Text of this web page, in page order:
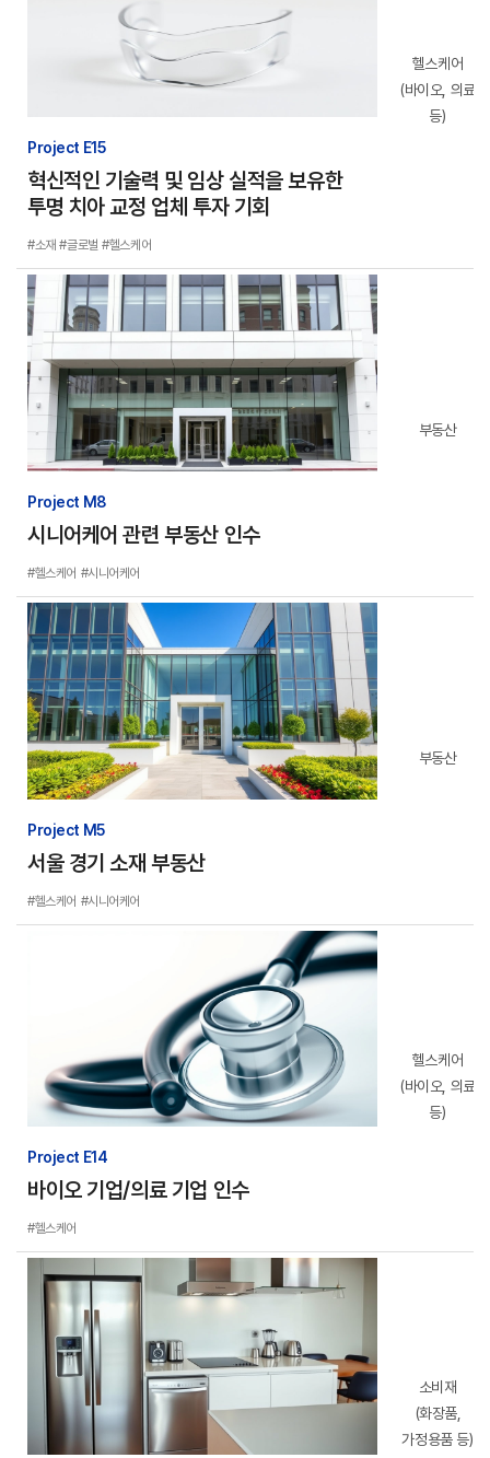
Project E15
혁신적인 기술력 및 임상 실적을 보유한
투명 치아 교정 업체 투자 기회
#소재 #글로벌 #헬스케어
헬스케어
(바이오, 의료
등)
Project M8
시니어케어 관련 부동산 인수
#헬스케어 #시니어케어
부동산
Project M5
서울 경기 소재 부동산
#헬스케어 #시니어케어
부동산
Project E14
바이오 기업/의료 기업 인수
#헬스케어
헬스케어
(바이오, 의료
등)
소비재
(화장품,
가정용품 등)